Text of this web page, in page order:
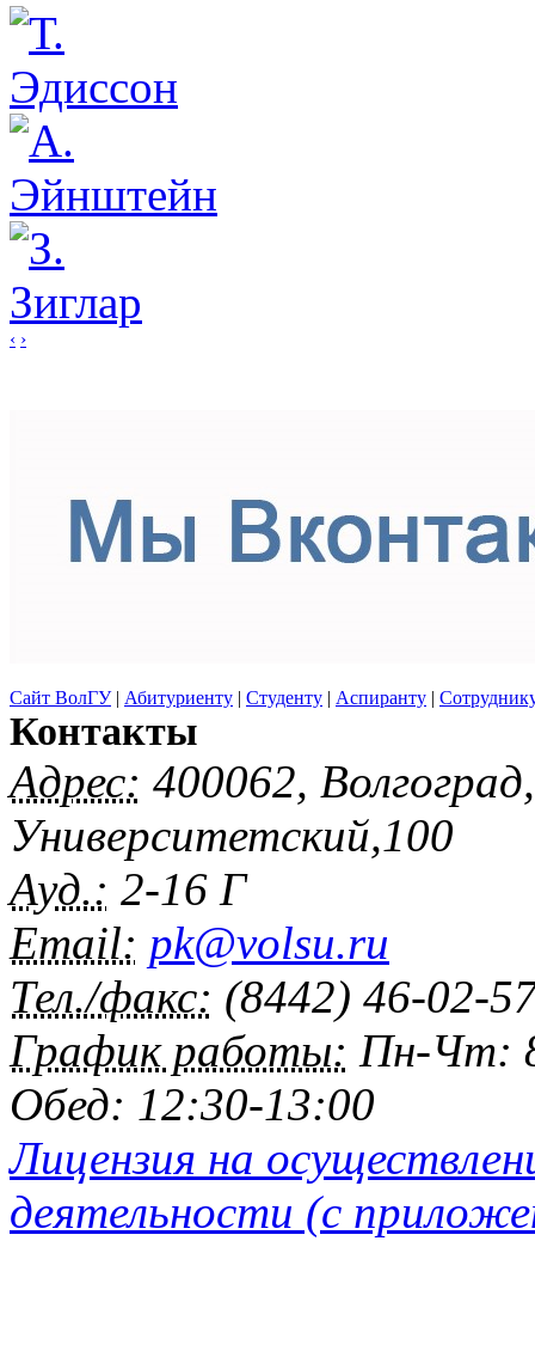
‹ ›
Сайт ВолГУ| Абитуриенту | Студенту | Аспиранту |
Контакты
Адрес: 400062,
Университетский,100
Ауд.: 2-16 Г
Email: pk@volsu.ru
Тел./факс: (8442) 46-02-
График работы: Пн-Чт:
Обед: 12:30-13:00
Лицензия на
деятельности (с